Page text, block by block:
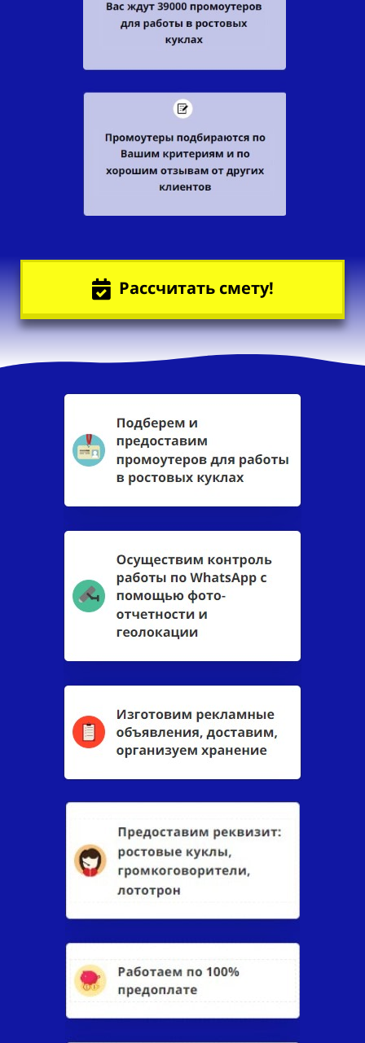
Рассчитать смету!